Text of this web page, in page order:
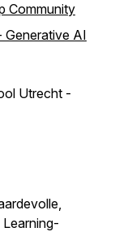
Community
Generative AI
Utrecht -